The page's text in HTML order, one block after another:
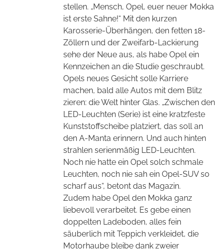
stellen. „Mensch, Opel, euer neuer Mokka
ist erste Sahne!“ Mit den kurzen
Karosserie-Überhängen, den fetten 18-
Zöllern und der Zweifarb-Lackierung
sehe der Neue aus, als habe Opel ein
Kennzeichen an die Studie geschraubt.
Opels neues Gesicht solle Karriere
machen, bald alle Autos mit dem Blitz
zieren: die Welt hinter Glas. „Zwischen den
LED-Leuchten (Serie) ist eine kratzfeste
Kunststoffscheibe platziert, das soll an
den A-Manta erinnern. Und auch hinten
strahlen serienmäßig LED-Leuchten.
Noch nie hatte ein Opel solch schmale
Leuchten, noch nie sah ein Opel-SUV so
scharf aus“, betont das Magazin.
Zudem habe Opel den Mokka ganz
liebevoll verarbeitet. Es gebe einen
doppelten Ladeboden, alles fein
säuberlich mit Teppich verkleidet, die
Motorhaube bleibe dank zweier